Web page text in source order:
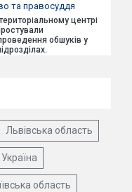
та правосуддя
центрі
обшуків у
Львівська область
Україна
область